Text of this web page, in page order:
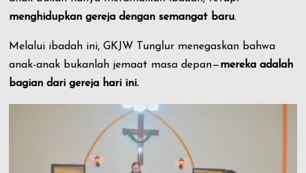
menghidupkan gereja dengan semangat baru.
Melalui ibadah ini, GKJW Tunglur menegaskan bahwa
anak-anak bukanlah jemaat masa depan—mereka adalah
bagian dari gereja hari ini.